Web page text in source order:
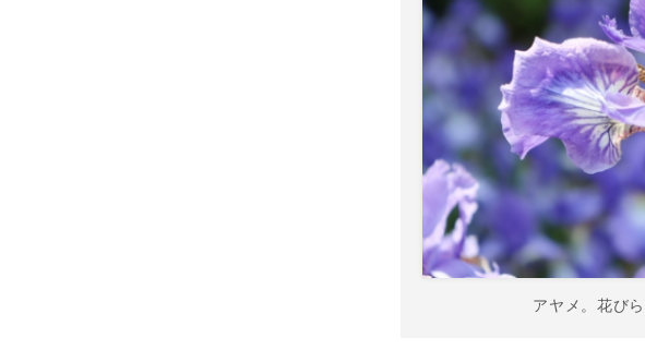
アヤメ。花び